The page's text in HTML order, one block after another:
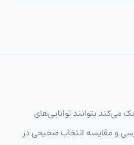
می‌کند بتوانند توانایی‌های
و مقایسه انتخاب‌ صحیحی در